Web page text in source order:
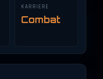
KARRIERE
Combat